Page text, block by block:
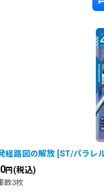
経路図の解放 [ST/パラレ
円 (税込)
数3枚